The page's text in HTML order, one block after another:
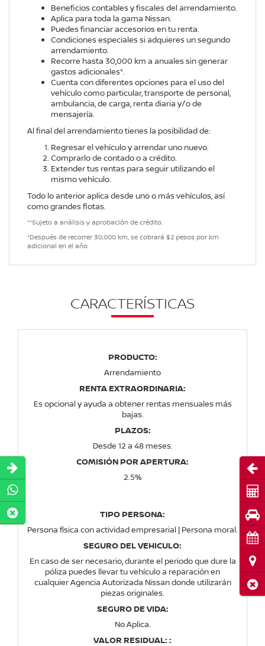
Beneficios contables y fiscales del arrendamiento.
Aplica para toda la gama Nissan.
Puedes financiar accesorios en tu renta.
Condiciones especiales si adquieres un segundo
arrendamiento.
Recorre hasta 30,000 km a anuales sin generar
gastos adicionales*.
Cuenta con diferentes opciones para el uso del
vehículo como particular, transporte de personal,
ambulancia, de carga, renta diaria y/o de
mensajería.
Al final del arrendamiento tienes la posibilidad de:
Regresar el vehículo y arrendar uno nuevo.
Comprarlo de contado o a crédito.
Extender tus rentas para seguir utilizando el
mismo vehículo.
Todo lo anterior aplica desde uno o más vehículos, así
como grandes flotas.
**Sujeto a análisis y aprobación de crédito.
*Después de recorrer 30,000 km, se cobrará $2 pesos por km
adicional en el año.
CARACTERÍSTICAS
PRODUCTO:
Arrendamiento
RENTA EXTRAORDINARIA:
Es opcional y ayuda a obtener rentas mensuales más
bajas.
PLAZOS:
Desde 12 a 48 meses.
COMISIÓN POR APERTURA:
2.5%
TIPO PERSONA:
Persona física con actividad empresarial | Persona moral.
SEGURO DEL VEHICULO:
En caso de ser necesario, durante el periodo que dure la
póliza puedes llevar tu vehículo a reparación en
cualquier Agencia Autorizada Nissan donde utilizarán
piezas originales.
SEGURO DE VIDA:
No Aplica.
VALOR RESIDUAL: :